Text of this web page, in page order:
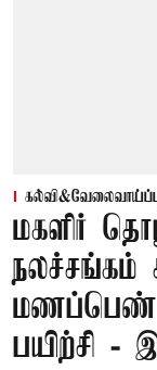
மகளிர்
நலச்சங்கம்
மணப்பெண்
பயிற்சி -